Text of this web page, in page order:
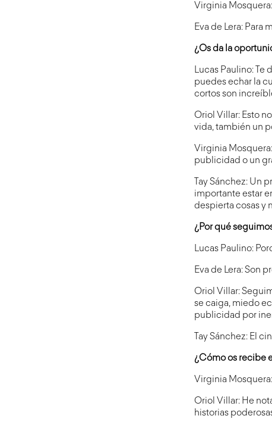
Virginia
Eva de Lera: Para
¿Os da la
Lucas Paulino: Te
puedes echar la
cortos son
Oriol Villar: Esto
vida, también un
Virginia
publicidad o un
Tay Sánchez: Un
importante estar
despierta cosas y
¿Por qué
Lucas Paulino:
Eva de Lera: Son
Oriol Villar:
se caiga, miedo
publicidad por
Tay Sánchez: El
¿Cómo os recibe
Virginia
Oriol Villar: He
historias